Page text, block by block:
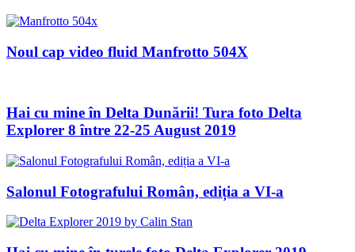
Noul cap video fluid Manfrotto 504X
Hai cu mine în Delta Dunării! Tura foto Delta
Explorer 8 între 22-25 August 2019
Salonul Fotografului Român, ediția a VI-a